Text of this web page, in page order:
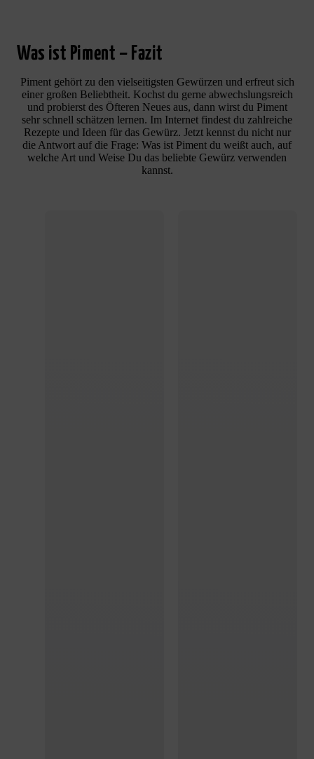
Was ist Piment – Fazit
Piment gehört zu den vielseitigsten Gewürzen und erfreut sich
einer großen Beliebtheit. Kochst du gerne abwechslungsreich
und probierst des Öfteren Neues aus, dann wirst du Piment
sehr schnell schätzen lernen. Im Internet findest du zahlreiche
Rezepte und Ideen für das Gewürz. Jetzt kennst du nicht nur
die Antwort auf die Frage: Was ist Piment du weißt auch, auf
welche Art und Weise Du das beliebte Gewürz verwenden
kannst.